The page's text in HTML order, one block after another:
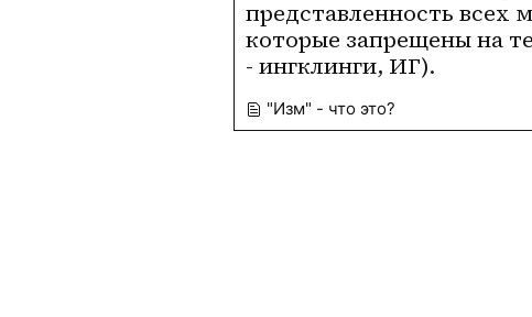
представленность всех
которые запрещены на
- ингклинги, ИГ).
"Изм" - что это?